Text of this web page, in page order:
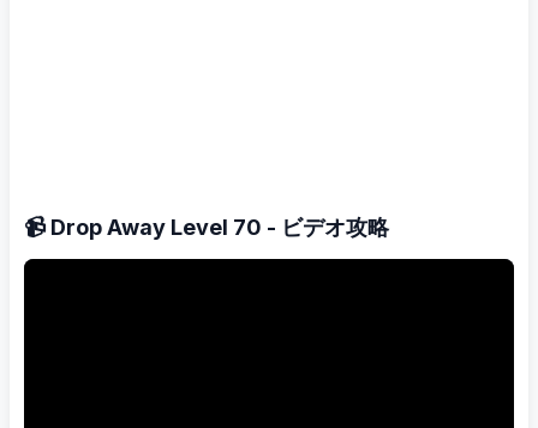
📹 Drop Away Level 70 - ビデオ攻略